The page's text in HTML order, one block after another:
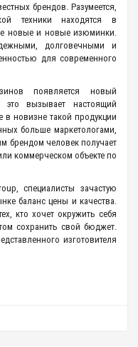
брендов. Разумеется,
техники находятся в
новые и новые изюминки.
долговечными и
для современного
появляется новый
вызывает настоящий
в новизне такой продукции
больше маркетологами,
брендом человек получает
коммерческом объекте по
специалисты зачастую
баланс цены и качества.
кто хочет окружить себя
сохранить свой бюджет.
изготовителя